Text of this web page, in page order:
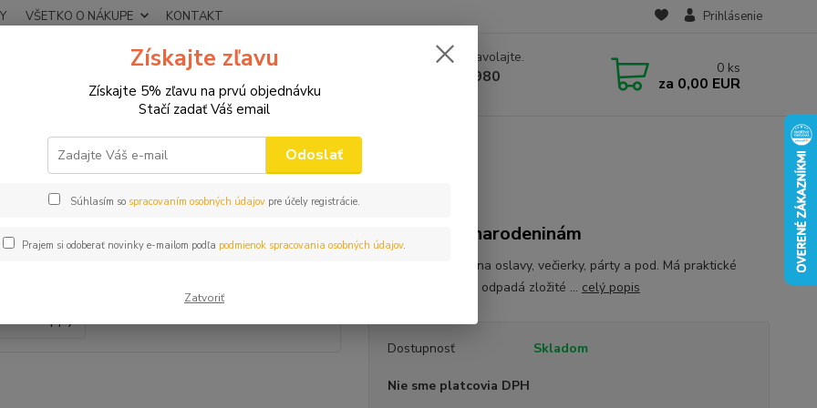
VŠETKO O NÁKUPE KONTAKT Prihlásenie
Neviete si rady? Zavolajte.
+421 910 582 980 0 ks
za 0,00 EUR
Kravata k 40r. Happy
k 40r. Happy
Darček k 40 narodeninám
Kravata je vhodná na oslavy, večierky, párty a pod. Má praktické
zapínanie na zips - odpadá zložité ... celý popis
Dostupnosť Skladom
Nie sme platcovia DPH
Získajte zľavu
Získajte 5% zľavu na prvú objednávku
Stačí zadať Váš email
Odoslať
Súhlasím so spracovaním osobných údajov pre účely registrácie.
Prajem si odoberať novinky e-mailom podľa podmienok spracovania osobných údajov.
Zatvoriť